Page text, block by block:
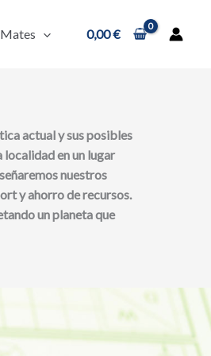
0,00€
actual y sus posibles
en un lugar
nuestros
y ahorro de recursos.
un planeta que